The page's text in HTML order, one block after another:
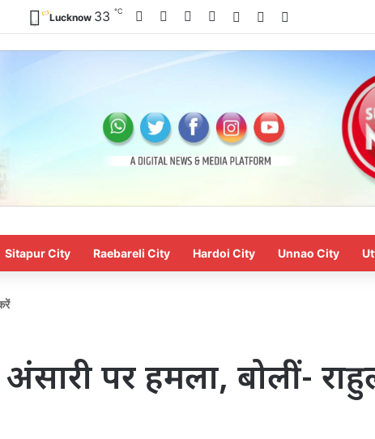
Lucknow 33 ℃ Facebook YouTubeInstagram
Log InSwitch skin
Sitapur City Raebareli City Hardoi City Unnao City
अंसारी पर हमला, बोलीं-